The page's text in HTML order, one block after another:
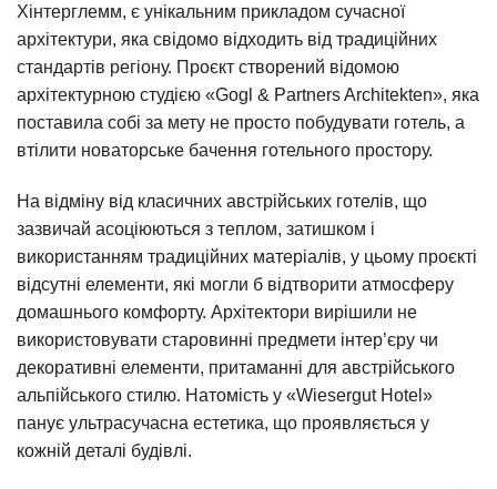
Хінтерглемм, є унікальним прикладом сучасної
архітектури, яка свідомо відходить від традиційних
стандартів регіону. Проєкт створений відомою
архітектурною студією «Gogl & Partners Architekten», яка
поставила собі за мету не просто побудувати готель, а
втілити новаторське бачення готельного простору.
На відміну від класичних австрійських готелів, що
зазвичай асоціюються з теплом, затишком і
використанням традиційних матеріалів, у цьому проєкті
відсутні елементи, які могли б відтворити атмосферу
домашнього комфорту. Архітектори вирішили не
використовувати старовинні предмети інтер’єру чи
декоративні елементи, притаманні для австрійського
альпійського стилю. Натомість у «Wiesergut Hotel»
панує ультрасучасна естетика, що проявляється у
кожній деталі будівлі.